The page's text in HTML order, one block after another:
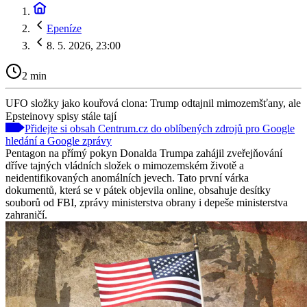
Epeníze
8. 5. 2026, 23:00
2 min
UFO složky jako kouřová clona: Trump odtajnil mimozemšťany, ale
Epsteinovy spisy stále tají
Přidejte si obsah Centrum.cz do oblíbených zdrojů pro Google
hledání a Google zprávy
Pentagon na přímý pokyn Donalda Trumpa zahájil zveřejňování
dříve tajných vládních složek o mimozemském životě a
neidentifikovaných anomálních jevech. Tato první várka
dokumentů, která se v pátek objevila online, obsahuje desítky
souborů od FBI, zprávy ministerstva obrany i depeše ministerstva
zahraničí.